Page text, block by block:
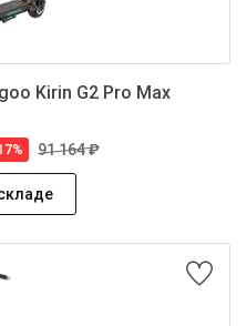
Kirin G2 Pro Max
91 164 ₽